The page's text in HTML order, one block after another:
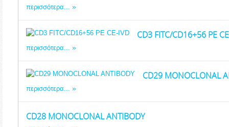
περισσότερα...
CD3 FITC/CD16+56 PE
περισσότερα...
CD29 MONOCLONAL
περισσότερα...
CD28 MONOCLONAL ANTIBODY